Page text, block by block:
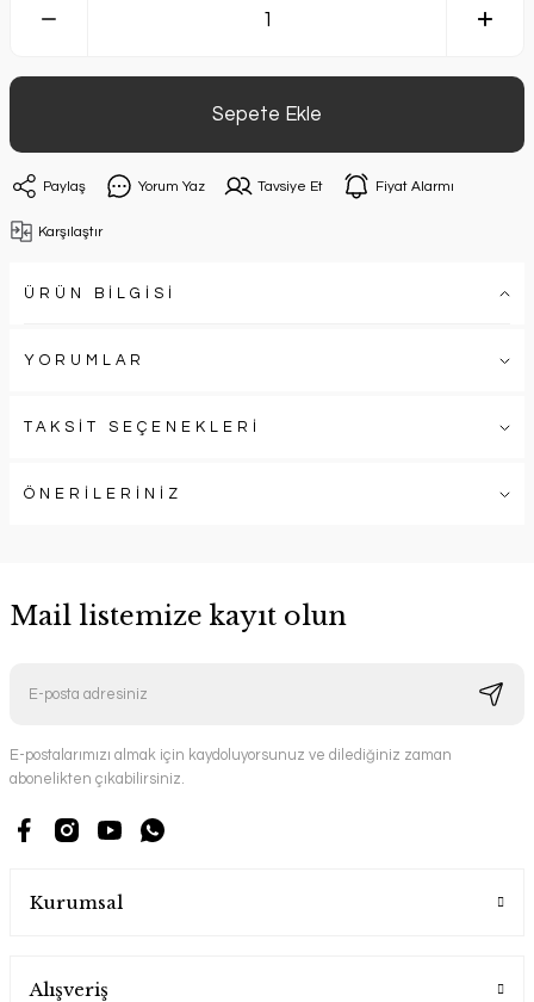
Sepete Ekle
Paylaş Yorum Yaz Tavsiye Et Fiyat Alarmı
Karşılaştır
ÜRÜN BİLGİSİ
YORUMLAR
TAKSİT SEÇENEKLERİ
ÖNERİLERİNİZ
Mail listemize kayıt olun
E-postalarımızı almak için kaydoluyorsunuz ve dilediğiniz zaman
abonelikten çıkabilirsiniz.
Kurumsal
Alışveriş